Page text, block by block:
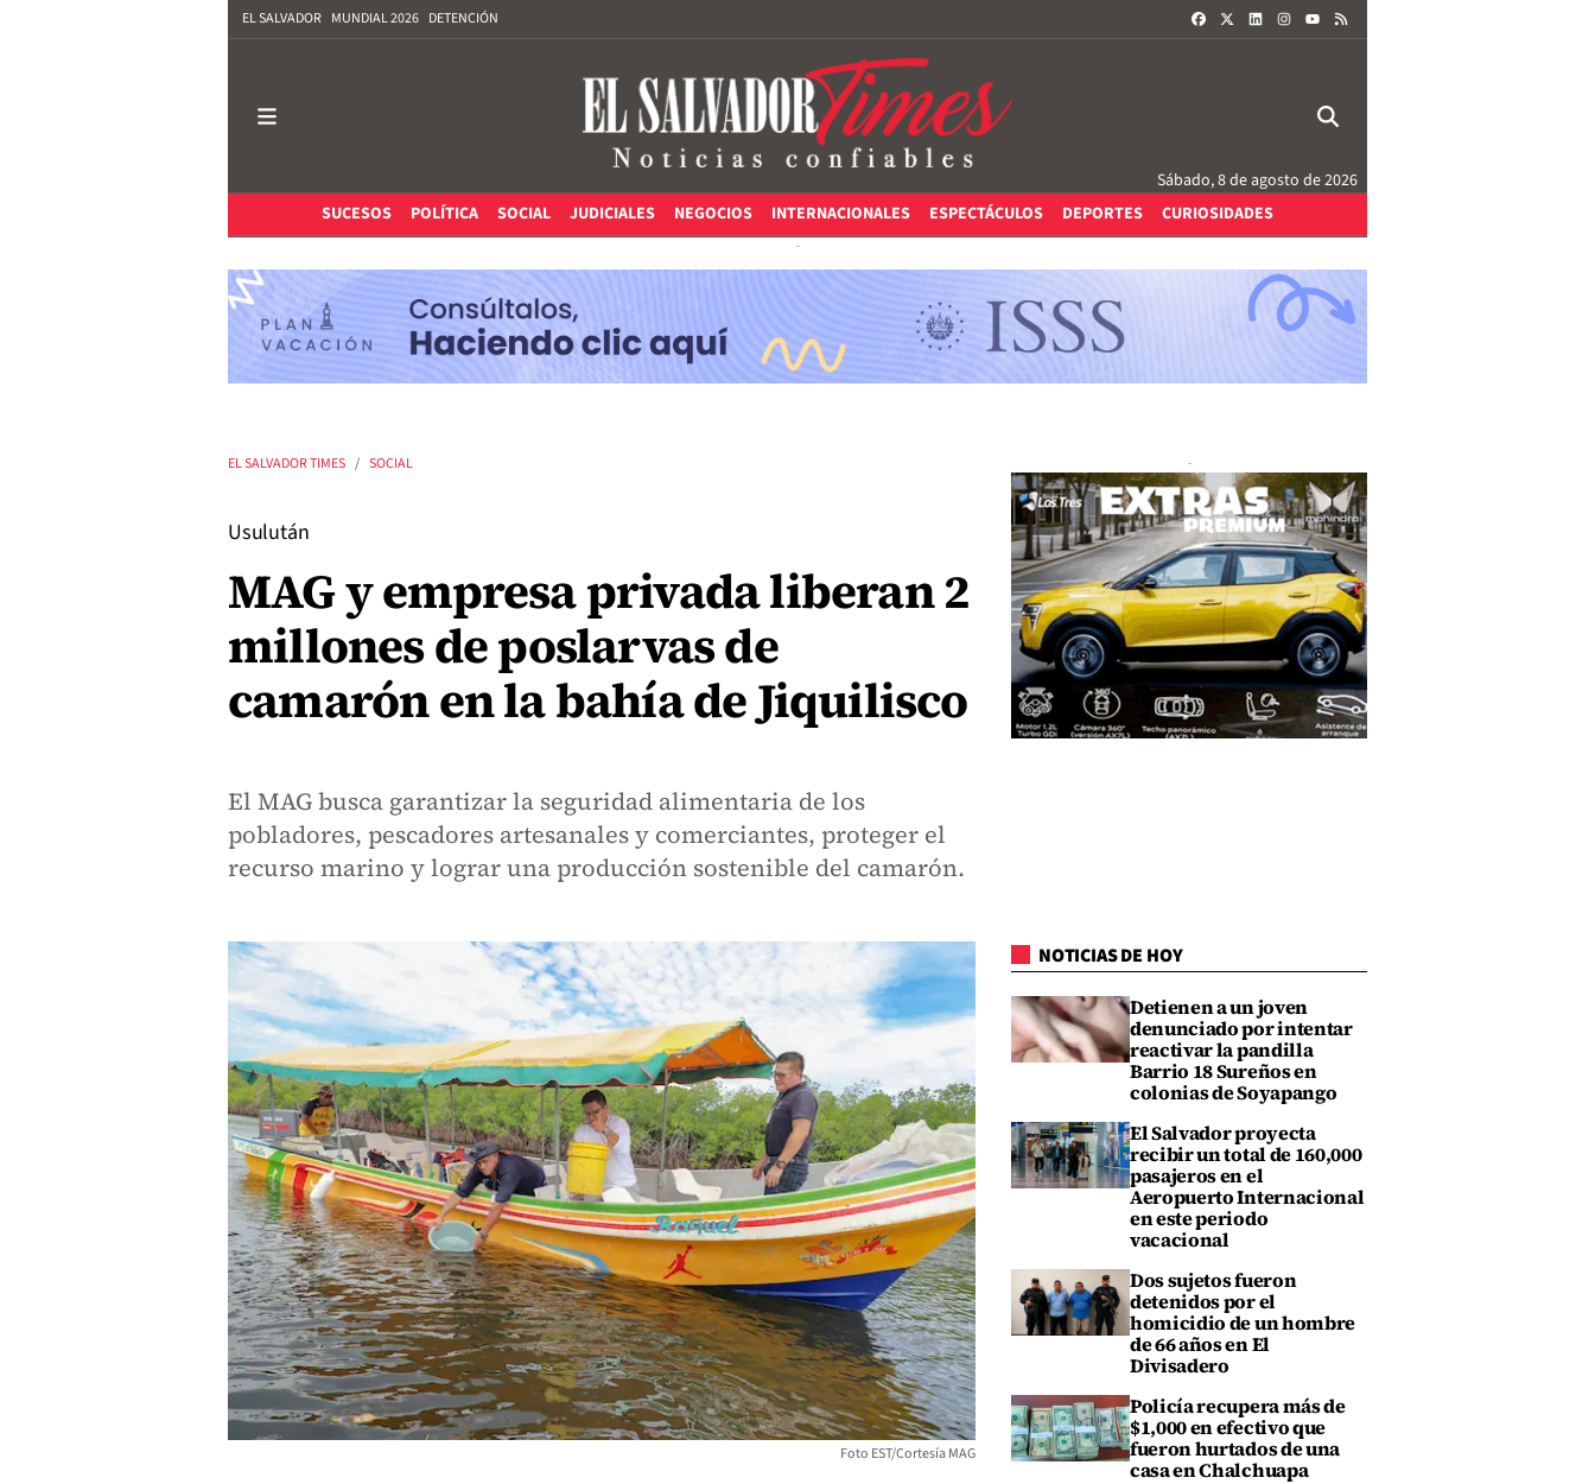
EL SALVADOR MUNDIAL 2026 DETENCIÓN FACEBOOKLINKEDININSTAGRAM
Sábado, 8 de agosto de 2026
SUCESOS
POLÍTICA SOCIAL JUDICIALES NEGOCIOS INTERNACIONALES ESPECTÁCULOS DEPORTES CURIOSIDADES
EL SALVADOR TIMES SOCIAL
Usulután
MAG y empresa privada liberan 2
millones de poslarvas de
camarón en la bahía de Jiquilisco
El MAG busca garantizar la seguridad alimentaria de los
pobladores, pescadores artesanales y comerciantes, proteger el
recurso marino y lograr una producción sostenible del camarón.
Foto EST/Cortesía MAG
NOTICIAS DE HOY
Detienen a un joven
denunciado por intentar
reactivar la pandilla
Barrio 18 Sureños en
colonias de Soyapango
El Salvador proyecta
recibir un total de 160,000
pasajeros en el
Aeropuerto Internacional
en este periodo
vacacional
Dos sujetos fueron
detenidos por el
homicidio de un hombre
de 66 años en El
Divisadero
Policía recupera más de
$1,000 en efectivo que
fueron hurtados de una
casa en Chalchuapa